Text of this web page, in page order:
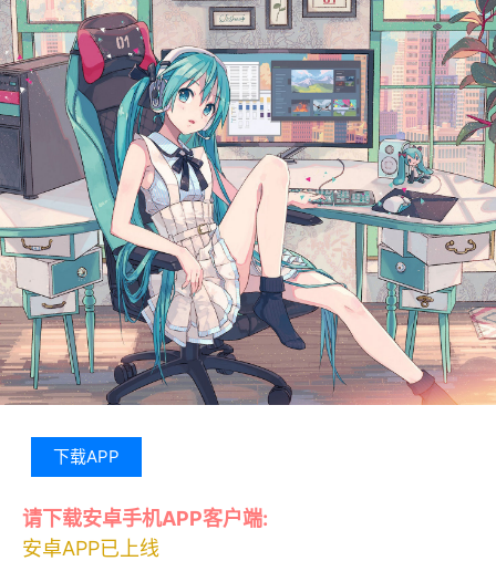
下载APP
请下载安卓手机APP客户端:
安卓APP已上线